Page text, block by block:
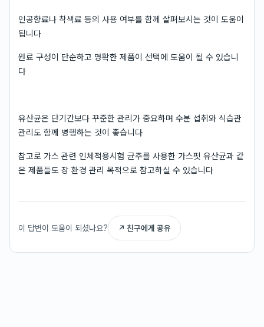
인공향료나 착색료 등의 사용 여부를 함께 살펴보시는 것이 도움이
됩니다
원료 구성이 단순하고 명확한 제품이 선택에 도움이 될 수 있습니
다
유산균은 단기간보다 꾸준한 관리가 중요하며 수분 섭취와 식습관
관리도 함께 병행하는 것이 좋습니다
참고로 가스 관련 인체적용시험 균주를 사용한 가스핏 유산균과 같
은 제품들도 장 환경 관리 목적으로 참고하실 수 있습니다
이 답변이 도움이 되셨나요? ↗ 친구에게 공유